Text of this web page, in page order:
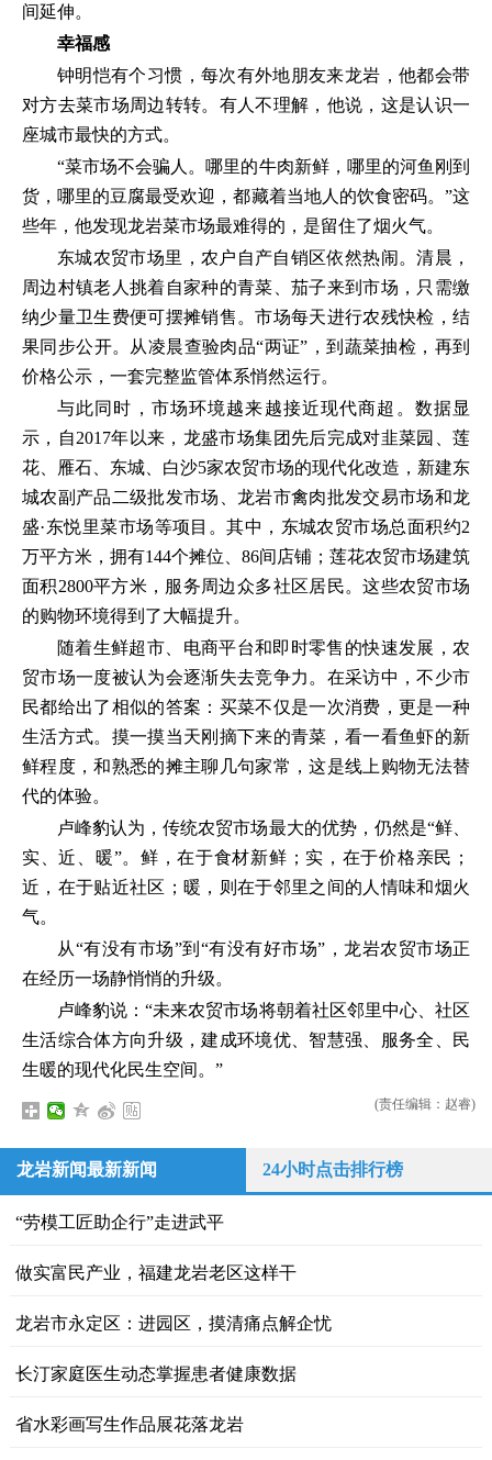
间延伸。
幸福感
钟明恺有个习惯，每次有外地朋友来龙岩，他都会带
对方去菜市场周边转转。有人不理解，他说，这是认识一
座城市最快的方式。
“菜市场不会骗人。哪里的牛肉新鲜，哪里的河鱼刚到
货，哪里的豆腐最受欢迎，都藏着当地人的饮食密码。”这
些年，他发现龙岩菜市场最难得的，是留住了烟火气。
东城农贸市场里，农户自产自销区依然热闹。清晨，
周边村镇老人挑着自家种的青菜、茄子来到市场，只需缴
纳少量卫生费便可摆摊销售。市场每天进行农残快检，结
果同步公开。从凌晨查验肉品“两证”，到蔬菜抽检，再到
价格公示，一套完整监管体系悄然运行。
与此同时，市场环境越来越接近现代商超。数据显
示，自2017年以来，龙盛市场集团先后完成对韭菜园、莲
花、雁石、东城、白沙5家农贸市场的现代化改造，新建东
城农副产品二级批发市场、龙岩市禽肉批发交易市场和龙
盛·东悦里菜市场等项目。其中，东城农贸市场总面积约2
万平方米，拥有144个摊位、86间店铺；莲花农贸市场建筑
面积2800平方米，服务周边众多社区居民。这些农贸市场
的购物环境得到了大幅提升。
随着生鲜超市、电商平台和即时零售的快速发展，农
贸市场一度被认为会逐渐失去竞争力。在采访中，不少市
民都给出了相似的答案：买菜不仅是一次消费，更是一种
生活方式。摸一摸当天刚摘下来的青菜，看一看鱼虾的新
鲜程度，和熟悉的摊主聊几句家常，这是线上购物无法替
代的体验。
卢峰豹认为，传统农贸市场最大的优势，仍然是“鲜、
实、近、暖”。鲜，在于食材新鲜；实，在于价格亲民；
近，在于贴近社区；暖，则在于邻里之间的人情味和烟火
气。
从“有没有市场”到“有没有好市场”，龙岩农贸市场正
在经历一场静悄悄的升级。
卢峰豹说：“未来农贸市场将朝着社区邻里中心、社区
生活综合体方向升级，建成环境优、智慧强、服务全、民
生暖的现代化民生空间。”
(责任编辑：赵睿)
龙岩新闻最新新闻 24小时点击排行榜
“劳模工匠助企行”走进武平
做实富民产业，福建龙岩老区这样干
龙岩市永定区：进园区，摸清痛点解企忧
长汀家庭医生动态掌握患者健康数据
省水彩画写生作品展花落龙岩